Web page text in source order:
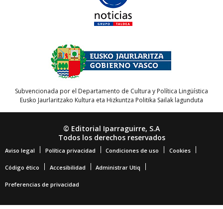
Subvencionada por el Departamento de Cultura y Política Lingüística
Eusko Jaurlaritzako Kultura eta Hizkuntza Politika Sailak lagunduta
© Editorial Iparraguirre, S.A
Todos los derechos reservados
Aviso legal Política privacidad Condiciones de uso Cookies
Código ético Accesibilidad Administrar Utiq
Preferencias de privacidad